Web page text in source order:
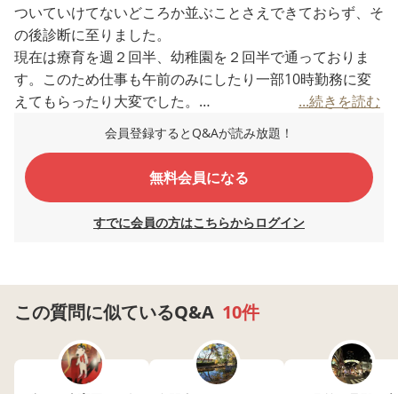
ついていけてないどころか並ぶことさえできておらず、そ
の後診断に至りました。
現在は療育を週２回半、幼稚園を２回半で通っておりま
す。このため仕事も午前のみにしたり一部10時勤務に変
えてもらったり大変でした。
年中も半ばにさしかかり、みんな一緒にいろいろ練習でき
る時間も増えたり、園に入る時にあいさつができるように
なったりとできることが増えた反面、まわりが成長して嫌
われ始めたり療育でのお友達の人を噛む行為を学んでしま
いそれを幼稚園でやってしまったり（１回のみ、強くはか
んでないようです）などの問題もでてきました。療育にい
また、私が悪いのですがのびのび系ではなくお勉強だら
け、かつ、いわゆるヨコミネ式で逆立ち歩きやらをやらな
ければいけないところなのでまったくついていけません。
それでも先生方はすごく可愛がってくれ、加配制度がない
にも関わらずとてもよく面倒をみてくれて、園長の方針も
...続きを読む
会員登録するとQ&Aが読み放題！
無料会員になる
すでに会員の方はこちらからログイン
この質問に似ているQ&A 10件